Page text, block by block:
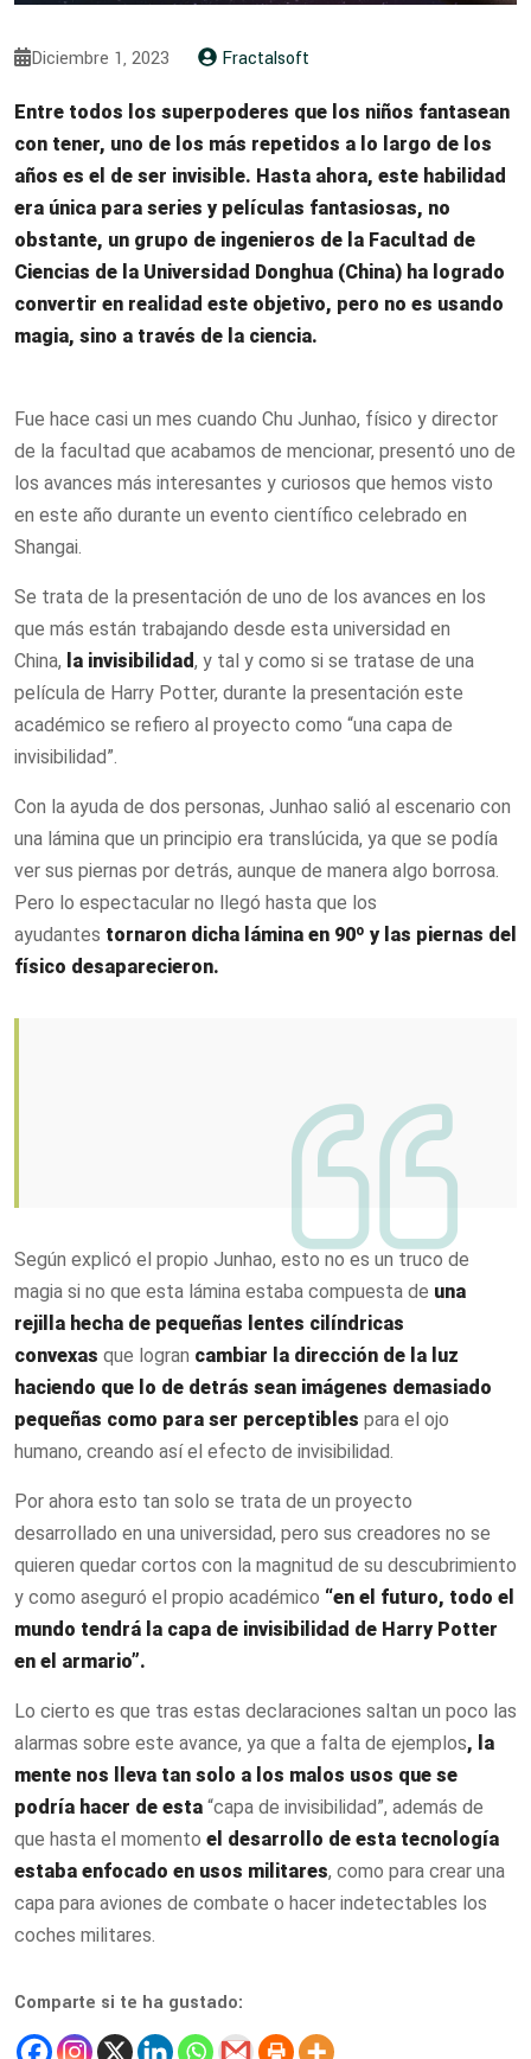
Diciembre 1, 2023 Fractalsoft
Entre todos los superpoderes que los niños fantasean
con tener, uno de los más repetidos a lo largo de los
años es el de ser invisible. Hasta ahora, este habilidad
era única para series y películas fantasiosas, no
obstante, un grupo de ingenieros de la Facultad de
Ciencias de la Universidad Donghua (China) ha logrado
convertir en realidad este objetivo, pero no es usando
magia, sino a través de la ciencia.
Fue hace casi un mes cuando Chu Junhao, físico y director
de la facultad que acabamos de mencionar, presentó uno de
los avances más interesantes y curiosos que hemos visto
en este año durante un evento científico celebrado en
Shangai.
Se trata de la presentación de uno de los avances en los
que más están trabajando desde esta universidad en
China, la invisibilidad, y tal y como si se tratase de una
película de Harry Potter, durante la presentación este
académico se refiero al proyecto como “una capa de
invisibilidad”.
Con la ayuda de dos personas, Junhao salió al escenario con
una lámina que un principio era translúcida, ya que se podía
ver sus piernas por detrás, aunque de manera algo borrosa.
Pero lo espectacular no llegó hasta que los
ayudantes tornaron dicha lámina en 90º y las piernas del
físico desaparecieron.
Según explicó el propio Junhao, esto no es un truco de
magia si no que esta lámina estaba compuesta de una
rejilla hecha de pequeñas lentes cilíndricas
convexas que logran cambiar la dirección de la luz
haciendo que lo de detrás sean imágenes demasiado
pequeñas como para ser perceptibles para el ojo
humano, creando así el efecto de invisibilidad.
Por ahora esto tan solo se trata de un proyecto
desarrollado en una universidad, pero sus creadores no se
quieren quedar cortos con la magnitud de su descubrimiento
y como aseguró el propio académico “en el futuro, todo el
mundo tendrá la capa de invisibilidad de Harry Potter
en el armario”.
Lo cierto es que tras estas declaraciones saltan un poco las
alarmas sobre este avance, ya que a falta de ejemplos, la
mente nos lleva tan solo a los malos usos que se
podría hacer de esta “capa de invisibilidad”, además de
que hasta el momento el desarrollo de esta tecnología
estaba enfocado en usos militares, como para crear una
capa para aviones de combate o hacer indetectables los
coches militares.
Comparte si te ha gustado: